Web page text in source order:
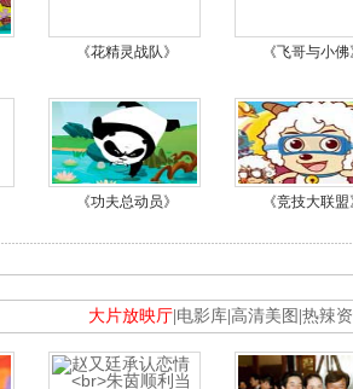
《花精灵战队》 《飞哥与小佛
《功夫总动员》 《竞技大联盟
大片放映厅 电影库 高清美图 热辣